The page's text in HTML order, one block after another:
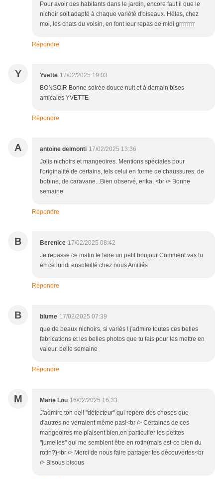
Pour avoir des habitants dans le jardin, encore faut il que le
nichoir soit adapté à chaque variété d'oiseaux. Hélas, chez
moi, les chats du voisin, en font leur repas de midi grrrrrrrr
Répondre
Y Yvette 17/02/2025 19:03
BONSOIR Bonne soirée douce nuit et à demain bises
amicales YVETTE
Répondre
A antoine delmonti 17/02/2025 13:36
Jolis nichoirs et mangeoires. Mentions spéciales pour
l'originalité de certains, tels celui en forme de chaussures, de
bobine, de caravane...Bien observé, erika, <br /> Bonne
semaine
Répondre
B Berenice 17/02/2025 08:42
Je repasse ce matin te faire un petit bonjour Comment vas tu
en ce lundi ensoleillé chez nous Amitiés
Répondre
B blume 17/02/2025 07:39
que de beaux nichoirs, si variés ! j'admire toutes ces belles
fabrications et les belles photos que tu fais pour les mettre en
valeur. belle semaine
Répondre
M Marie Lou 16/02/2025 16:33
J'admire ton oeil "détecteur" qui repère des choses que
d'autres ne verraient même pas!<br /> Certaines de ces
mangeoires me plaisent bien,en particulier les petites
"jumelles" qui me semblent être en rotin(mais est-ce bien du
rotin?)<br /> Merci de nous faire partager tes découvertes<br
/> Bisous bisous